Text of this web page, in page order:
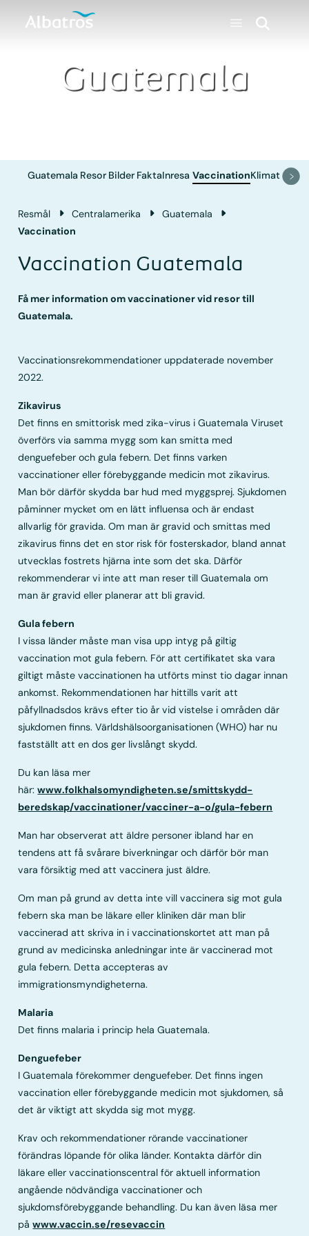
Guatemala
Guatemala Resor Bilder FaktaInresa VaccinationKlimat
Resmål Central­amerika
Guatemala
Vaccination
Vaccination Guatemala
Få mer information om vaccinationer vid resor till
Guatemala.
Vaccinationsrekommendationer uppdaterade november
2022.
Zikavirus
Det finns en smittorisk med zika-virus i Guatemala Viruset
överförs via samma mygg som kan smitta med
denguefeber och gula febern. Det finns varken
vaccinationer eller förebyggande medicin mot zikavirus.
Man bör därför skydda bar hud med myggsprej. Sjukdomen
påminner mycket om en lätt influensa och är endast
allvarlig för gravida. Om man är gravid och smittas med
zikavirus finns det en stor risk för fosterskador, bland annat
utvecklas fostrets hjärna inte som det ska. Därför
rekommenderar vi inte att man reser till Guatemala om
man är gravid eller planerar att bli gravid.
Gula febern
I vissa länder måste man visa upp intyg på giltig
vaccination mot gula febern. För att certifikatet ska vara
giltigt måste vaccinationen ha utförts minst tio dagar innan
ankomst. Rekommendationen har hittills varit att
påfyllnadsdos krävs efter tio år vid vistelse i områden där
sjukdomen finns. Världshälsoorganisationen (WHO) har nu
fastställt att en dos ger livslångt skydd.
Du kan läsa mer
här:www.folkhalsomyndigheten.se/smittskydd-
beredskap/vaccinationer/vacciner-a-o/gula-febern
Man har observerat att äldre personer ibland har en
tendens att få svårare biverkningar och därför bör man
vara försiktig med att vaccinera just äldre.
Om man på grund av detta inte vill vaccinera sig mot gula
febern ska man be läkare eller kliniken där man blir
vaccinerad att skriva in i vaccinationskortet att man på
grund av medicinska anledningar inte är vaccinerad mot
gula febern. Detta accepteras av
immigrationsmyndigheterna.
Malaria
Det finns malaria i princip hela Guatemala.
Denguefeber
I Guatemala förekommer denguefeber. Det finns ingen
vaccination eller förebyggande medicin mot sjukdomen, så
det är viktigt att skydda sig mot mygg.
Krav och rekommendationer rörande vaccinationer
förändras löpande för olika länder. Kontakta därför din
läkare eller vaccinationscentral för aktuell information
angående nödvändiga vaccinationer och
sjukdomsförebyggande behandling. Du kan även läsa mer
påwww.vaccin.se/resevaccin